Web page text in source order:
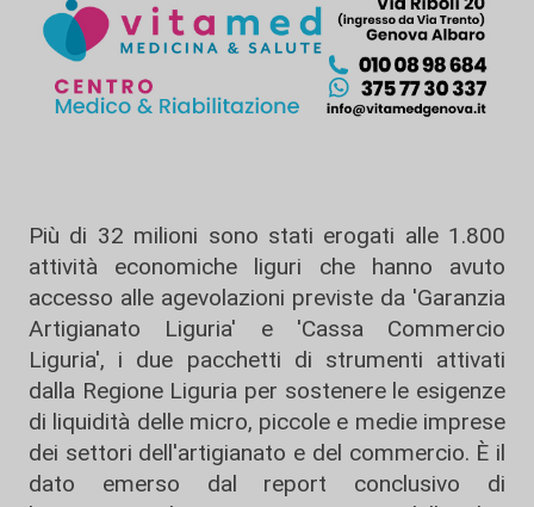
Più di 32 milioni sono stati erogati alle 1.800
attività economiche liguri che hanno avuto
accesso alle agevolazioni previste da 'Garanzia
Artigianato Liguria' e 'Cassa Commercio
Liguria', i due pacchetti di strumenti attivati
dalla Regione Liguria per sostenere le esigenze
di liquidità delle micro, piccole e medie imprese
dei settori dell'artigianato e del commercio. È il
dato emerso dal report conclusivo di